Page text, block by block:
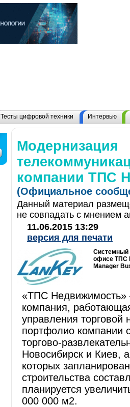
Тесты цифровой техники Интервью
Модернизация
компании ТПС
(Официальное
Данный материал
не совпадать с мнением
11.06.2015 13:29
версия для печати
Системный
офисе ТПС
Manager
«ТПС Недвижимость»
компания,
управления
портфолио компании
торгово-
Новосибирск и Киев,
которых
строительства
планируется
000 000 м2.